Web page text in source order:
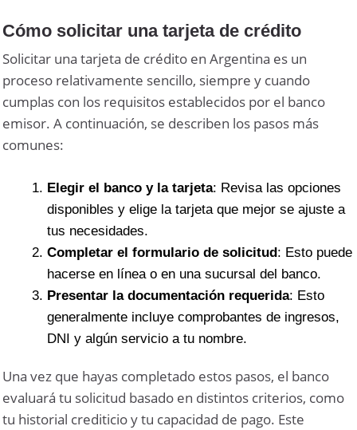
Cómo solicitar una tarjeta de crédito
Solicitar una tarjeta de crédito en Argentina es un
proceso relativamente sencillo, siempre y cuando
cumplas con los requisitos establecidos por el banco
emisor. A continuación, se describen los pasos más
comunes:
Elegir el banco y la tarjeta: Revisa las opciones
disponibles y elige la tarjeta que mejor se ajuste a
tus necesidades.
Completar el formulario de solicitud : Esto puede
hacerse en línea o en una sucursal del banco.
Presentar la documentación requerida: Esto
generalmente incluye comprobantes de ingresos,
DNI y algún servicio a tu nombre.
Una vez que hayas completado estos pasos, el banco
evaluará tu solicitud basado en distintos criterios, como
tu historial crediticio y tu capacidad de pago. Este